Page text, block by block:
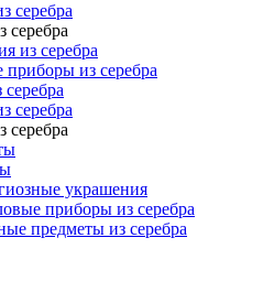
серебра
серебра
из серебра
приборы из серебра
серебра
серебра
серебра
украшения
приборы из серебра
предметы из серебра